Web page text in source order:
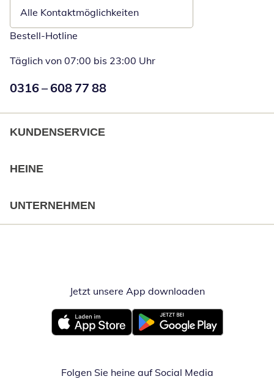
Alle Kontaktmöglichkeiten
Bestell-Hotline
Täglich von 07:00 bis 23:00 Uhr
Numéro de téléphone:
0316 – 608 77 88
KUNDENSERVICE
HEINE
UNTERNEHMEN
Jetzt unsere App downloadenÖffnet in
Öffnet in neuem FensterÖffnet in neuem Fenster
Folgen Sie heine auf Social Media